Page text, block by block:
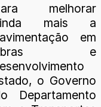
melhorar
mais a
em
e
o Governo
Departamento